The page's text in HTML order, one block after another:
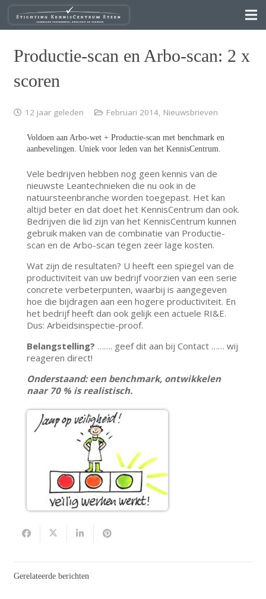
Productie-scan en Arbo-scan: 2 x
scoren
12 jaar geleden Februari 2014, Nieuwsbrieven
Voldoen aan Arbo-wet + Productie-scan met benchmark en
aanbevelingen. Uniek voor leden van het KennisCentrum.
Vele bedrijven hebben nog geen kennis van de
nieuwste Leantechnieken die nu ook in de
natuursteenbranche worden toegepast. Het kan
altijd beter en dat doet het KennisCentrum dan ook.
Bedrijven die lid zijn van het KennisCentrum kunnen
gebruik maken van de combinatie van Productie-
scan en de Arbo-scan tegen zeer lage kosten.
Wat zijn de resultaten? U heeft een spiegel van de
productiviteit van uw bedrijf voorzien van een serie
concrete verbeterpunten, waarbij is aangegeven
hoe die bijdragen aan een hogere productiviteit. En
het bedrijf heeft dan ook gelijk een actuele RI&E.
Dus: Arbeidsinspectie-proof.
Belangstelling? ……. geef dit aan bij Contact …… wij
reageren direct!
Onderstaand: een benchmark, ontwikkelen
naar 70 % is realistisch.
Gerelateerde berichten